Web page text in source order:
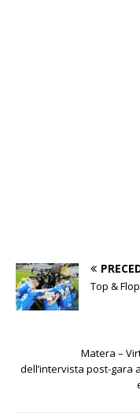
Top &
Matera –
dell’intervista post-gara